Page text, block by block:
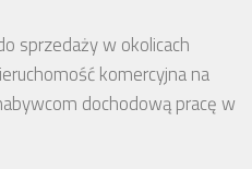
sprzedaży w okolicach
komercyjna na
dochodową pracę w